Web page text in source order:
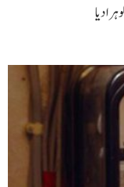
دیا